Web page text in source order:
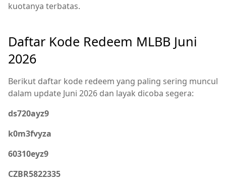
kuotanya terbatas.
Daftar Kode Redeem MLBB Juni
2026
Berikut daftar kode redeem yang paling sering muncul
dalam update Juni 2026 dan layak dicoba segera:
ds720ayz9
k0m3fvyza
60310eyz9
CZBR5822335